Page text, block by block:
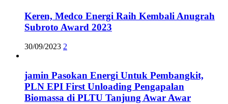
Keren, Medco Energi Raih Kembali Anugrah
Subroto Award 2023
30/09/2023 2
jamin Pasokan Energi Untuk Pembangkit,
PLN EPI First Unloading Pengapalan
Biomassa di PLTU Tanjung Awar Awar